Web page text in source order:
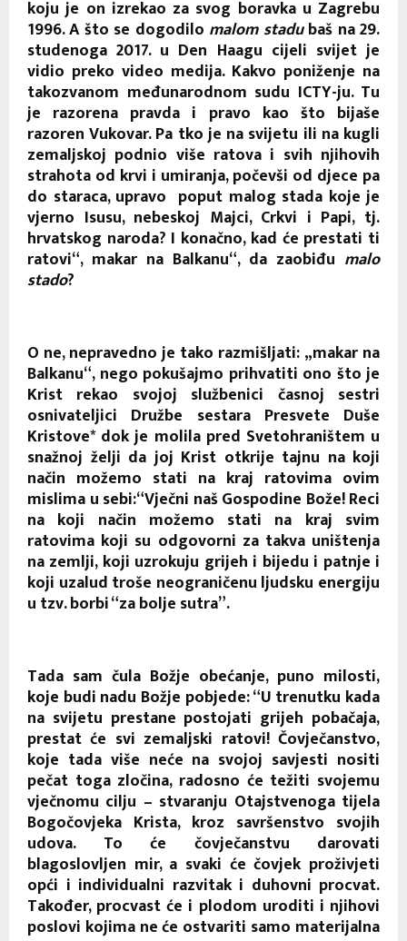
koju je on izrekao za svog boravka u Zagrebu
1996. A što se dogodilo malom stadubaš na 29.
studenoga 2017. u Den Haagu cijeli svijet je
vidio preko video medija. Kakvo poniženje na
takozvanom međunarodnom sudu ICTY-ju. Tu
je razorena pravda i pravo kao što bijaše
razoren Vukovar. Pa tko je na svijetu ili na kugli
zemaljskoj podnio više ratova i svih njihovih
strahota od krvi i umiranja, počevši od djece pa
do staraca, upravo poput malog stada koje je
vjerno Isusu, nebeskoj Majci, Crkvi i Papi, tj.
hrvatskog naroda? I konačno, kad će prestati ti
ratovi“, makar na Balkanu“, da zaobiđu malo
stado?
O ne, nepravedno je tako razmišljati: „makar na
Balkanu“, nego pokušajmo prihvatiti ono što je
Krist rekao svojoj službenici časnoj sestri
osnivateljici Družbe sestara Presvete Duše
Kristove* dok je molila pred Svetohraništem u
snažnoj želji da joj Krist otkrije tajnu na koji
način možemo stati na kraj ratovima ovim
mislima u sebi:“Vječni naš Gospodine Bože! Reci
na koji način možemo stati na kraj svim
ratovima koji su odgovorni za takva uništenja
na zemlji, koji uzrokuju grijeh i bijedu i patnje i
koji uzalud troše neograničenu ljudsku energiju
u tzv. borbi “za bolje sutra”.
Tada sam čula Božje obećanje, puno milosti,
koje budi nadu Božje pobjede: “U trenutku kada
na svijetu prestane postojati grijeh pobačaja,
prestat će svi zemaljski ratovi! Čovječanstvo,
koje tada više neće na svojoj savjesti nositi
pečat toga zločina, radosno će težiti svojemu
vječnomu cilju – stvaranju Otajstvenoga tijela
Bogočovjeka Krista, kroz savršenstvo svojih
udova. To će čovječanstvu darovati
blagoslovljen mir, a svaki će čovjek proživjeti
opći i individualni razvitak i duhovni procvat.
Također, procvast će i plodom uroditi i njihovi
poslovi kojima ne će ostvariti samo materijalna